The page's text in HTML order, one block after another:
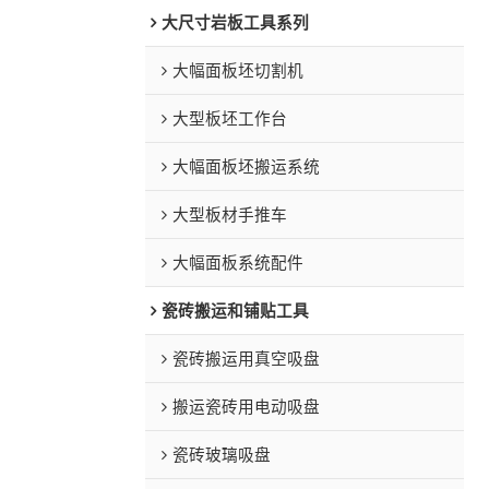
大尺寸岩板工具系列
大幅面板坯切割机
大型板坯工作台
大幅面板坯搬运系统
大型板材手推车
大幅面板系统配件
瓷砖搬运和铺贴工具
瓷砖搬运用真空吸盘
搬运瓷砖用电动吸盘
瓷砖玻璃吸盘